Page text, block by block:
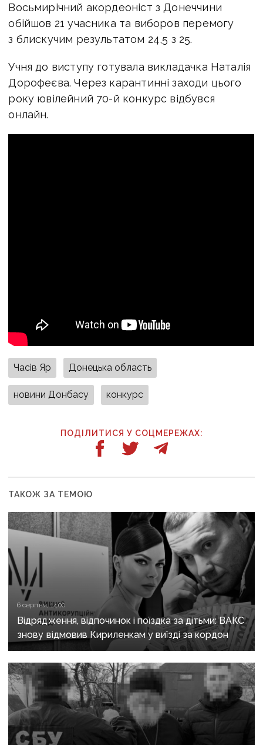
Восьмирічний акордеоніст з Донеччини
обійшов 21 учасника та виборов перемогу
з блискучим результатом 24,5 з 25.
Учня до виступу готувала викладачка Наталія
Дорофеєва. Через карантинні заходи цього
року ювілейний 70-й конкурс відбувся
онлайн.
Часів Яр Донецька область
новини Донбасу конкурс
ПОДІЛИТИСЯ У СОЦМЕРЕЖАХ:
ТАКОЖ ЗА ТЕМОЮ
6 серпня, 14:00
Відрядження, відпочинок і поїздка за дітьми: ВАКС
знову відмовив Кириленкам у виїзді за кордон